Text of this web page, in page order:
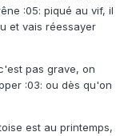
:05: piqué au vif, il
et vais réessayer
pas grave, on
:03: ou dès qu'on
est au printemps,